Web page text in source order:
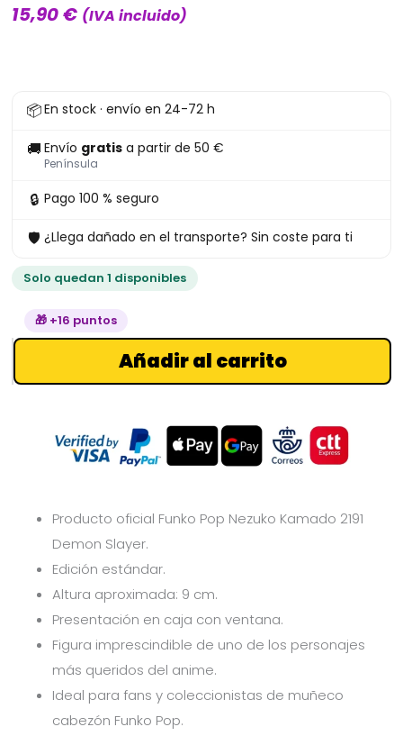
15,90€ (IVA incluido)
📦En stock · envío en 24-72 h
🚚 Envío gratis a partir de 50 €
Península
🔒 Pago 100 % seguro
🛡 ¿Llega dañado en el transporte? Sin coste para ti
Solo quedan 1 disponibles
🎁 +16 puntos
Pop
Nezuko
Kamado
2191
Slayer
cantidad
Añadir al carrito
Producto oficial Funko Pop Nezuko Kamado 2191
Demon Slayer.
Edición estándar.
Altura aproximada: 9 cm.
Presentación en caja con ventana.
Figura imprescindible de uno de los personajes
más queridos del anime.
Ideal para fans y coleccionistas de muñeco
cabezón Funko Pop.